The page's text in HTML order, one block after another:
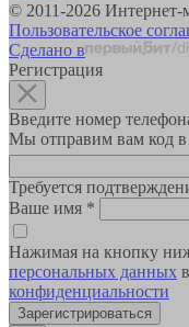
© 2011-2026
Пользовательское
Сделано в
Регистрация
Введите номер
Мы отправим вам код
Требуется
Ваше имя *
Нажимая на кнопку
персональных данных
конфиденциальности
Зарегистрироваться